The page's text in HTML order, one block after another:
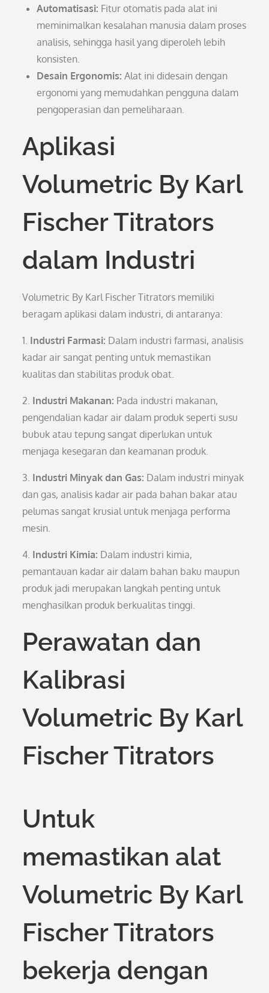
Automatisasi: Fitur otomatis pada alat ini
meminimalkan kesalahan manusia dalam proses
analisis, sehingga hasil yang diperoleh lebih
konsisten.
Desain Ergonomis: Alat ini didesain dengan
ergonomi yang memudahkan pengguna dalam
pengoperasian dan pemeliharaan.
Aplikasi
Volumetric By Karl
Fischer Titrators
dalam Industri
Volumetric By Karl Fischer Titrators memiliki
beragam aplikasi dalam industri, di antaranya:
1. Industri Farmasi: Dalam industri farmasi, analisis
kadar air sangat penting untuk memastikan
kualitas dan stabilitas produk obat.
2. Industri Makanan: Pada industri makanan,
pengendalian kadar air dalam produk seperti susu
bubuk atau tepung sangat diperlukan untuk
menjaga kesegaran dan keamanan produk.
3. Industri Minyak dan Gas: Dalam industri minyak
dan gas, analisis kadar air pada bahan bakar atau
pelumas sangat krusial untuk menjaga performa
mesin.
4. Industri Kimia: Dalam industri kimia,
pemantauan kadar air dalam bahan baku maupun
produk jadi merupakan langkah penting untuk
menghasilkan produk berkualitas tinggi.
Perawatan dan
Kalibrasi
Volumetric By Karl
Fischer Titrators
Untuk
memastikan alat
Volumetric By Karl
Fischer Titrators
bekerja dengan